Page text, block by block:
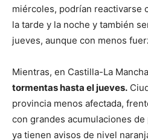
miércoles, podrían reactivarse
la tarde y la noche y también
jueves, aunque con menos
Mientras, en Castilla-La Mancha
tormentas hasta el jueves.
provincia menos afectada,
con grandes acumulaciones
ya tienen avisos de nivel